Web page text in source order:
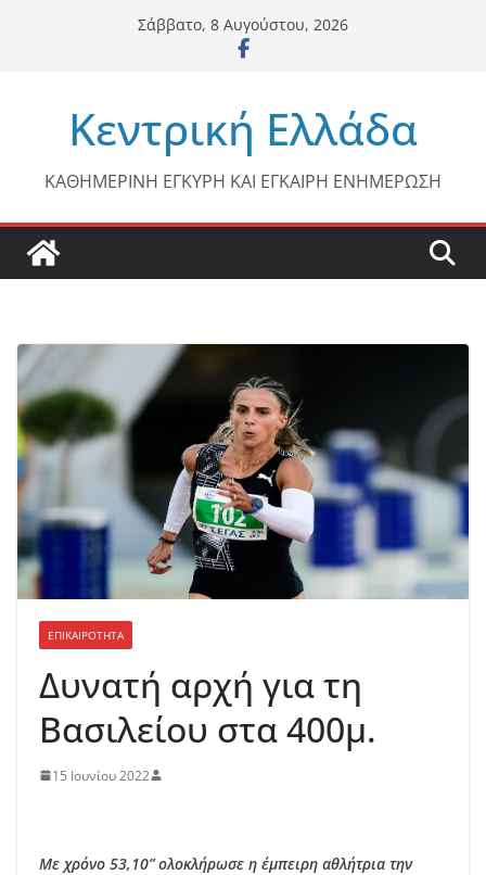
Σάββατο, 8 Αυγούστου, 2026
Κεντρική Ελλάδα
ΚΑΘΗΜΕΡΙΝΗ ΕΓΚΥΡΗ ΚΑΙ ΕΓΚΑΙΡΗ ΕΝΗΜΕΡΩΣΗ
ΕΠΙΚΑΙΡΟΤΗΤΑ
Δυνατή αρχή για τη
Βασιλείου στα 400μ.
15 Ιουνίου 2022
Με χρόνο 53,10” ολοκλήρωσε η έμπειρη αθλήτρια την